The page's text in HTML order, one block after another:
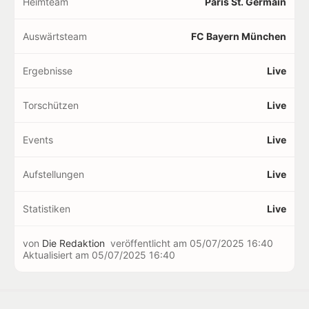
Auswärtsteam FC Bayern München
Ergebnisse Live
Torschützen Live
Events Live
Aufstellungen Live
Statistiken Live
von Die Redaktion veröffentlicht am 05/07/2025 16:40
Aktualisiert am 05/07/2025 16:40